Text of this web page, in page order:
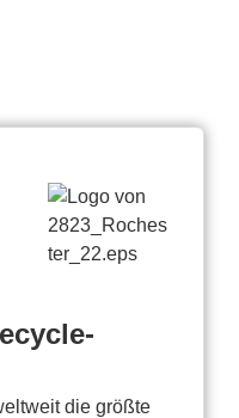
die größte